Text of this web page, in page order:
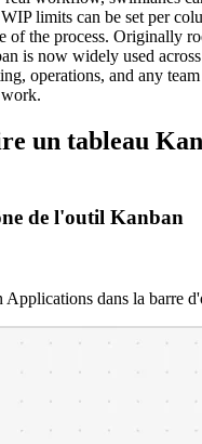
limits can be set per
of the process. Originally
is now widely used
operations, and any
un tableau
de l'outil Kanban
dans la barre